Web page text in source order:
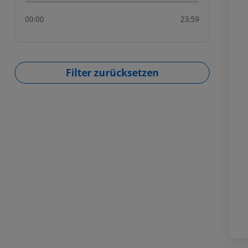
00:00 23:59
Filter zurücksetzen